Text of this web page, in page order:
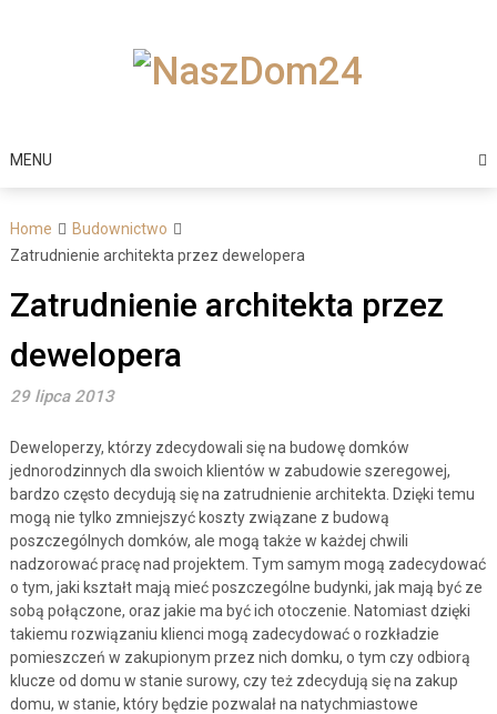
MENU
Home
Budownictwo
Zatrudnienie architekta przez dewelopera
Zatrudnienie architekta przez
dewelopera
29 lipca 2013
Deweloperzy, którzy zdecydowali się na budowę domków
jednorodzinnych dla swoich klientów w zabudowie szeregowej,
bardzo często decydują się na zatrudnienie architekta. Dzięki temu
mogą nie tylko zmniejszyć koszty związane z budową
poszczególnych domków, ale mogą także w każdej chwili
nadzorować pracę nad projektem. Tym samym mogą zadecydować
o tym, jaki kształt mają mieć poszczególne budynki, jak mają być ze
sobą połączone, oraz jakie ma być ich otoczenie. Natomiast dzięki
takiemu rozwiązaniu klienci mogą zadecydować o rozkładzie
pomieszczeń w zakupionym przez nich domku, o tym czy odbiorą
klucze od domu w stanie surowy, czy też zdecydują się na zakup
domu, w stanie, który będzie pozwalał na natychmiastowe